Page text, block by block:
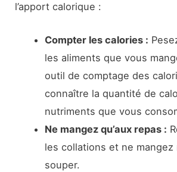
l’apport calorique :
Compter les calories :
les aliments que vous
outil de comptage des
connaître la quantité de
nutriments que vous
Ne mangez qu’aux repas :
les collations et ne mangez
souper.